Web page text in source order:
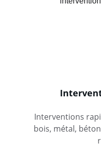
Interventions
bois, métal,